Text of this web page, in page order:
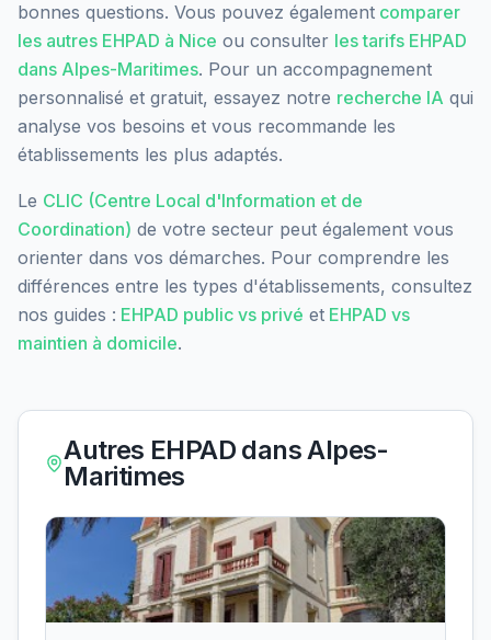
bonnes questions. Vous pouvez également comparer
les autres EHPAD à Nice ou consulter les tarifs EHPAD
dans Alpes-Maritimes. Pour un accompagnement
personnalisé et gratuit, essayez notre recherche IA qui
analyse vos besoins et vous recommande les
établissements les plus adaptés.
Le CLIC (Centre Local d'Information et de
Coordination) de votre secteur peut également vous
orienter dans vos démarches. Pour comprendre les
différences entre les types d'établissements, consultez
nos guides : EHPAD public vs privé et EHPAD vs
maintien à domicile.
Autres EHPAD dansAlpes-
Maritimes